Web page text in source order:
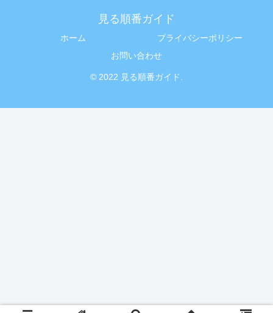
見る順番ガイド
ホーム
プライバシーポリシー
お問い合わせ
© 2022 見る順番ガイド.